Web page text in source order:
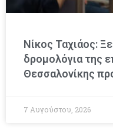
Νίκος Ταχιάος:
δρομολόγια της
Θεσσαλονίκης
7 Αυγούστου, 2026